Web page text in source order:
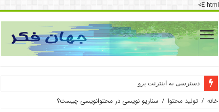
E html>
دسترسی به اینترنت پرو
خانه / تولید محتوا / سناریو نویسی در محتوانویسی چیست؟